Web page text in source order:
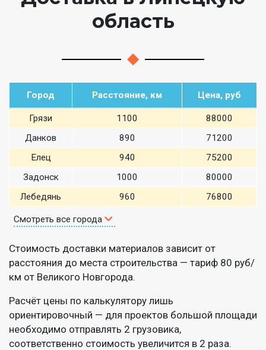
область
Город Расстояние, км Цена, руб
Грязи 1100
88000
Данков
890
71200
Елец
940
75200
Задонск
1000
80000
Лебедянь
960 76800
Смотреть все города
Стоимость доставки материалов зависит от
расстояния до места строительства — тариф 80 руб/
км от Великого Новгорода.
Расчёт цены по калькулятору лишь
ориентировочный — для проектов большой площади
необходимо отправлять 2 грузовика,
соответственно стоимость увеличится в 2 раза.